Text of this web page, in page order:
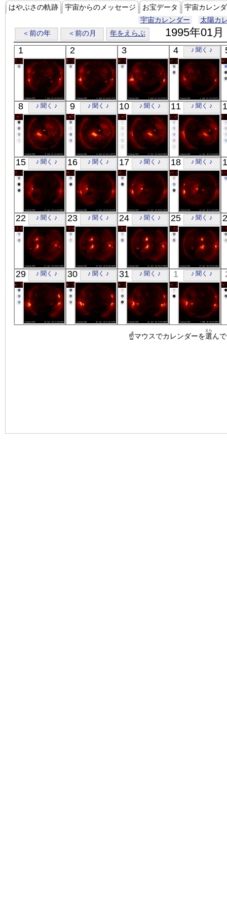
はやぶさの軌跡 宇宙からのメッセージ お宝データ
宇宙カレン
宇宙カレンダー
太陽カ
＜前の年
＜前の月 年をえらぶ 1995年01月
1
「ようこう」
X線
2
「ようこう」
X線
3
「ようこう」
X線
4 ♪ 聞く ♪
「ようこう」
X線
8 ♪ 聞く ♪
「ようこう」
X線
9 ♪ 聞く ♪
「ようこう」
X線
10 ♪ 聞く ♪
「ようこう」
X線
11 ♪ 聞く ♪
「ようこう」
X線
15 ♪ 聞く ♪
「ようこう」
X線
16 ♪ 聞く ♪
「ようこう」
X線
17 ♪ 聞く ♪
「ようこう」
X線
18 ♪ 聞く ♪
「ようこう」
X線
22 ♪ 聞く ♪
「ようこう」
X線
23 ♪ 聞く ♪
「ようこう」
X線
24 ♪ 聞く ♪
「ようこう」
X線
25 ♪ 聞く ♪
「ようこう」
X線
29 ♪ 聞く ♪ 30 ♪ 聞く ♪ 31 ♪ 聞く ♪
X線
1 ♪ 聞く ♪
「ようこう」
X線
☝マウスでカレンダーを選
えら
ん